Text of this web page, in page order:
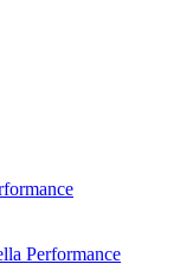
Performance